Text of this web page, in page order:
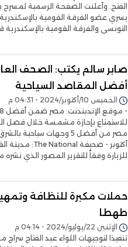
الفتح. وأعلنت الصفحة الرسمية لمسرح
يسري عضو الفرقة القومية
التونسى والفرقة القومية بالإسكندرية
صابر سالم يكتب: الصحف
أفضل المقاصد السياحية
الخميس 10/أكتوبر/2024 - 04:31 م
للاستمتاع بإجازة مشمسة خلال فصل
مصر من أفضل 5 وجهات
للزيارة وفقاً للتقرير المصور الذي
حملات مكبرة للنظافة
طهطا
الإثنين 22/يوليو/2024 - 04:14 م
تنفيذا لتوجيهات اللواء عبد الفتاح